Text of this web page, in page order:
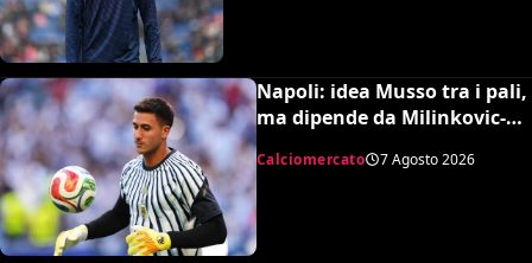
Napoli: idea Musso tra i pali,
ma dipende da Milinkovic-
Savic
Calciomercato 7 Agosto 2026